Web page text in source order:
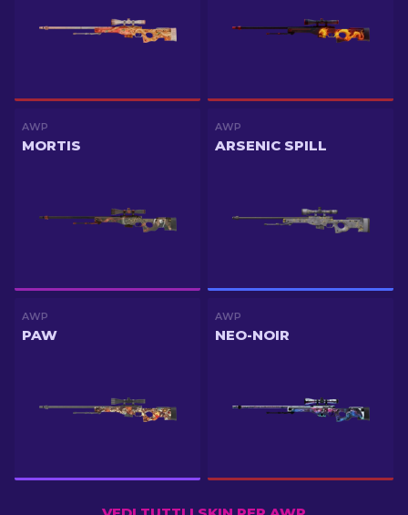
AWP
MORTIS
AWP
ARSENIC SPILL
AWP
PAW
AWP
NEO-NOIR